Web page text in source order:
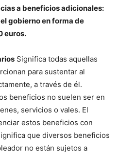
a beneficios adicionales:
gobierno en forma de
euros.
Significa todas aquellas
para sustentar al
a través de él.
beneficios no suelen ser en
servicios o vales. El
estos beneficios con
que diversos beneficios
no están sujetos a